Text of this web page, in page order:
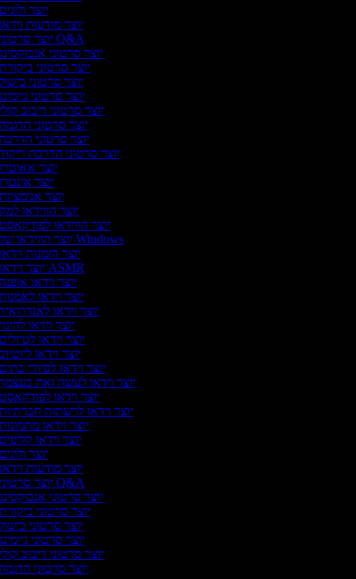
יוצר
יוצר מודעות
יוצר סרטוני Q&A
יוצר סרטוני
יוצר סרטוני
יוצר סרטוני
יוצר סרטוני
יוצר סרטוני דיבוב
יוצר סרטוני
יוצר סרטוני
יוצר סרטוני הדרכת
יוצר
יוצר
יוצר
יוצר הווידאו
יוצר הווידאו
יוצר הווידאו של Windows
יוצר הזמנות
יוצר וידאו ASMR
יוצר וידאו
יוצר וידאו
יוצר וידאו
יוצר וידאו
יוצר וידאו
יוצר וידאו
יוצר וידאו לסיורי
יוצר וידאו לעשה זאת
יוצר וידאו
יוצר וידאו לרשתות
יוצר וידאו
יוצר וידאו
יוצר
יוצר מודעות
יוצר סרטוני Q&A
יוצר סרטוני
יוצר סרטוני
יוצר סרטוני
יוצר סרטוני
יוצר סרטוני דיבוב
יוצר סרטוני